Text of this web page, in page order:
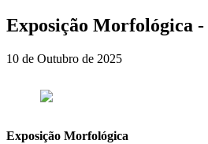
Exposição Morfológica -
10 de Outubro de 2025
Exposição Morfológica